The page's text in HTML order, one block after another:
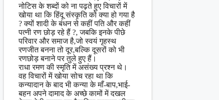
नोटिस के शब्दों को ना पढ़ते हुए विचारों में
खोया था कि हिंदू संस्कृति को क्या हो गया है
? क्यों शादी के बंधन से कहीं पति और कहीं
पत्नी रण छोड़ रहे हैं ?, जबकि इनके पीछे
परिवार और समाज है,जो स्वयं गृहस्थ
रणजीत बनना तो दूर,बल्कि दूसरों को भी
रणछोड़ बनाने पर तुले हुए हैं।
राधा रमण की स्मृति में असंख्य प्रश्न थे।
वह विचारों में खोया सोच रहा था कि
कन्यादान के बाद भी कन्या के माँ-बाप,भाई-
बहन अपने दामाद के अच्छे कामों में दखल